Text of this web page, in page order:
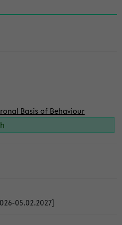
Basis of Behaviour
05.02.2027]